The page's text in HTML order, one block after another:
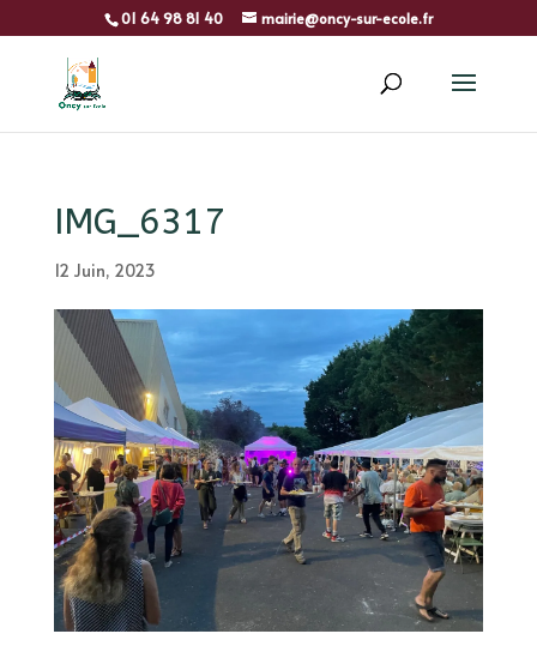
01 64 98 81 40 mairie@oncy-sur-ecole.fr
IMG_6317
12 Juin, 2023